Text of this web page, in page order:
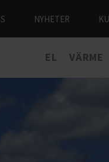
NYHETER
EL VÄRME